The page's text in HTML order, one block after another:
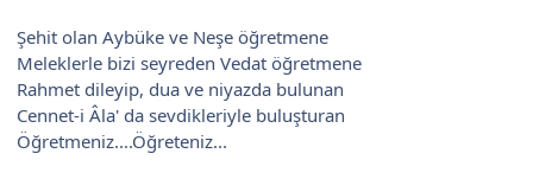
Şehit olan Aybüke ve Neşe öğretmene
Meleklerle bizi seyreden Vedat öğretmene
Rahmet dileyip, dua ve niyazda bulunan
Cennet-i Âla' da sevdikleriyle buluşturan
Öğretmeniz....Öğreteniz...